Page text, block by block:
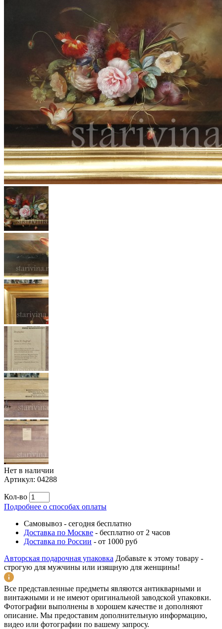
Нет в наличии
Артикул: 04288
Кол-во
Подробнее о способах оплаты
Самовывоз - сегодня бесплатно
Доставка по Москве - бесплатно от 2 часов
Доставка по России - от 1000 руб
Авторская подарочная упаковка Добавьте к этому товару -
строгую для мужчины или изящную для женщины!
Все представленные предметы являются антикварными и
винтажными и не имеют оригинальной заводской упаковки.
Фотографии выполнены в хорошем качестве и дополняют
описание. Мы предоставим дополнительную информацию,
видео или фотографии по вашему запросу.